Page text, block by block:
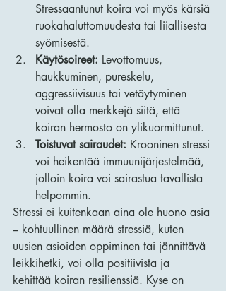
Stressaantunut koira voi myös kärsiä
ruokahaluttomuudesta tai liiallisesta
syömisestä.
Käytösoireet: Levottomuus,
haukkuminen, pureskelu,
aggressiivisuus tai vetäytyminen
voivat olla merkkejä siitä, että
koiran hermosto on ylikuormittunut.
Toistuvat sairaudet: Krooninen stressi
voi heikentää immuunijärjestelmää,
jolloin koira voi sairastua tavallista
helpommin.
Stressi ei kuitenkaan aina ole huono asia
– kohtuullinen määrä stressiä, kuten
uusien asioiden oppiminen tai jännittävä
leikkihetki, voi olla positiivista ja
kehittää koiran resilienssiä. Kyse on